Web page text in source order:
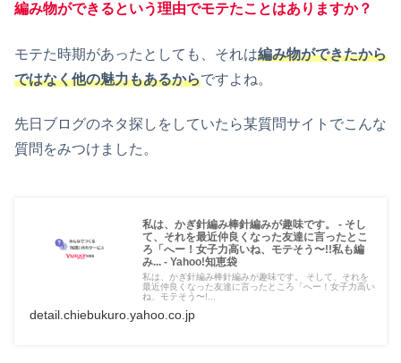
編み物ができるという理由でモテたことはありますか？
モテた時期があったとしても、それは編み物ができたから
ではなく他の魅力もあるからですよね。
先日ブログのネタ探しをしていたら某質問サイトでこんな
質問をみつけました。
私は、かぎ針編み棒針編みが趣味です。 - そし
て、それを最近仲良くなった友達に言ったとこ
ろ「へー！女子力高いね、モテそう〜!!私も編
み... - Yahoo!知恵袋
私は、かぎ針編み棒針編みが趣味です。 そして、それを
最近仲良くなった友達に言ったところ「へー！女子力高い
ね、モテそう〜!...
detail.chiebukuro.yahoo.co.jp